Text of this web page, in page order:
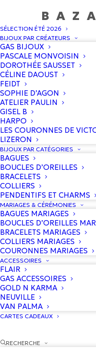
BAZA
SÉLECTION ÉTÉ 2026
BIJOUX PAR CRÉATEURS
GAS BIJOUX
PASCALE MONVOISIN
DOROTHÉE SAUSSET
CÉLINE DAOUST
FEIDT
SOPHIE D’AGON
ATELIER PAULIN
GISEL B
HARPO
LES COURONNES DE
LIZERON
BIJOUX PAR CATÉGORIES
BAGUES
BOUCLES D’OREILLES
BRACELETS
COLLIERS
PENDENTIFS ET CHARMS
MARIAGES & CÉRÉMONIES
BAGUES MARIAGES
BOUCLES D’OREILLES
BRACELETS MARIAGES
COLLIERS MARIAGES
COURONNES MARIAGES
ACCESSOIRES
FLAIR
GAS ACCESSOIRES
GOLD N KARMA
NEUVILLE
VAN PALMA
CARTES CADEAUX
RECHERCHE
Accueil /Boutique/